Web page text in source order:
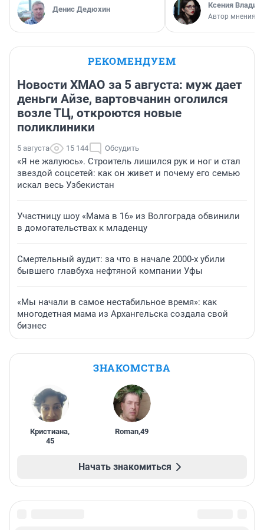
Денис Дедюхин Ксения
Автор мнения
РЕКОМЕНДУЕМ
Новости ХМАО за 5 августа: муж дает
деньги Айзе, вартовчанин оголился
возле ТЦ, откроются новые
поликлиники
5 августа 15 144 Обсудить
«Я не жалуюсь». Строитель лишился рук и ног и стал
звездой соцсетей: как он живет и почему его семью
искал весь Узбекистан
Участницу шоу «Мама в 16» из Волгограда обвинили
в домогательствах к младенцу
Смертельный аудит: за что в начале 2000-х убили
бывшего главбуха нефтяной компании Уфы
«Мы начали в самое нестабильное время»: как
многодетная мама из Архангельска создала свой
бизнес
ЗНАКОМСТВА
Кристиана,
45
Roman,49
Начать знакомиться